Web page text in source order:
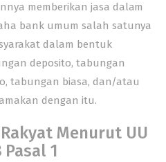
memberikan jasa dalam
bank umum salah satunya
dalam bentuk
deposito, tabungan
tabungan biasa, dan/atau
dengan itu.
Menurut UU
Pasal 1